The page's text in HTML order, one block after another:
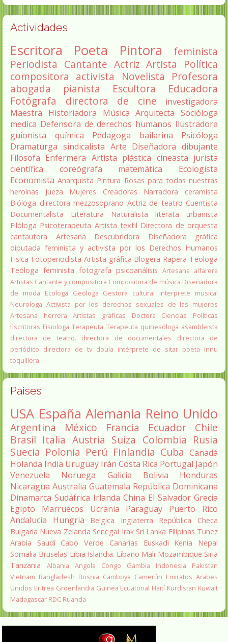
Actividades
Escritora Poeta Pintora
feminista
Periodista Cantante Actriz Artista
Política
compositora activista Novelista
Profesora
abogada
pianista Escultora
Educadora
Fotógrafa
directora de cine
investigadora
Maestra
Historiadora Música Arquitecta Socióloga
medica Defensora de derechos humanos Ilustradora
guionista
química Pedagoga bailarina
Psicóloga
Dramaturga sindicalista Arte Diseñadora dibujante
Filosofa Enfermera Artista plástica cineasta jurista
científica
coreógrafa matemática
Ecologista
Economista Anarquista Pintura Rosas para todas nuestras
heroínas
Jueza Mujeres Creadoras Narradora
ceramista
Bióloga directora mezzosoprano Actriz de teatro Cuentista
Documentalista
Literatura Naturalista literata
urbanista
Filóloga Psicoterapeuta Artista textil Directora de orquesta
cantautora
Artesana Descubridora
Diseñadora gráfica
diputada feminista y activista por los Derechos Humanos
Fisica Fotoperiodista Artista gráfica Blogera Rapera Teologa
Teóloga feminista fotografa psicoanálisis Artesana alfarera
Artistas Cantante y compositora Compositora de música Diseñadora
de moda
Ecologa Geologa Gestora cultural
Interprete musical
Neurologa Activista por los derechos sexuales de las mujeres
Artesana herrera
Artistas graficas
Doctora Ciencias Políticas
Escritoras Fisiologa Terapeuta Terapeuta quinesóloga asambleista
directora de teatro.
directora de documentales
directora de
periódico directora de tv doula intérprete de sitar poeta Innu
toquillera
Paises
USA España Alemania Reino Unido
Argentina México Francia Ecuador
Chile
Brasil Italia Austria Suiza Colombia Rusia
Suecia Polonia Perú Finlandia Cuba Canadá
Holanda India Uruguay Irán Costa Rica Portugal Japón
Venezuela
Noruega Galicia Bolivia
Honduras
Nicaragua Australia Guatemala República Dominicana
Dinamarca Sudáfrica Irlanda China El Salvador Grecia
Egipto
Marruecos Ucrania Paraguay
Puerto Rico
Andalucía
Hungria Belgica Inglaterra
República Checa
Bulgaria Nueva Zelanda Senegal Irak Sri Lanka Filipinas Tunez
Arabia Saudí Cabo Verde Canarias Euskadi Kenia
Nepal
Somalia Bruselas Libia Islandia. Líbano Mali Mozambique Siria
Tanzania
Albania Angola Congo Gambia Indonesia
Pakistan
Vietnam Bangladesh Bosnia Camboya Camerún Emiratos Arabes
Unidos Eritrea Groenlandia Guinea Ecuatorial Haití Kurdistan Kuwait
Madagascar RDC Ruanda